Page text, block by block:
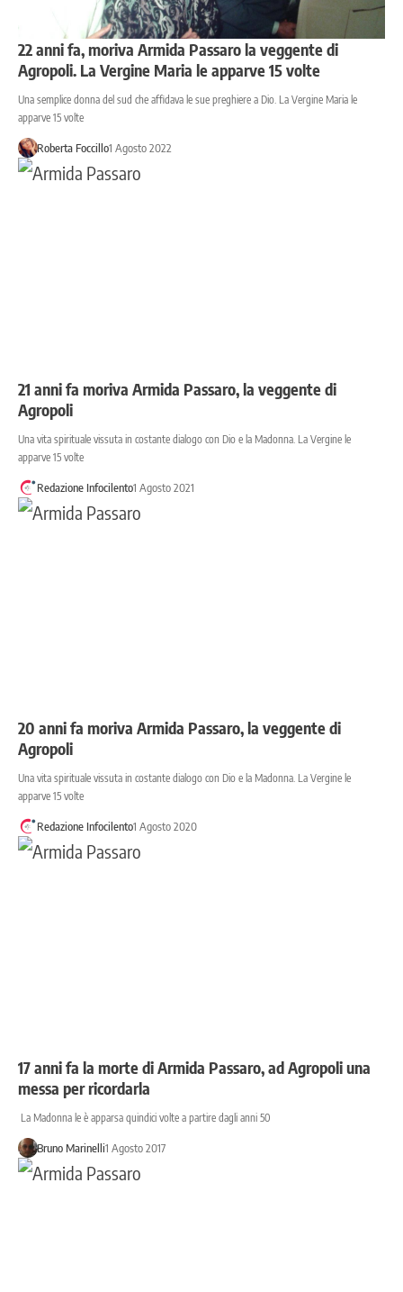
22 anni fa, moriva Armida Passaro la veggente di
Agropoli. La Vergine Maria le apparve 15 volte
Una semplice donna del sud che affidava le sue preghiere a Dio. La Vergine Maria le
apparve 15 volte
Roberta Foccillo1 Agosto 2022
21 anni fa moriva Armida Passaro, la veggente di
Agropoli
Una vita spirituale vissuta in costante dialogo con Dio e la Madonna. La Vergine le
apparve 15 volte
Redazione Infocilento1 Agosto 2021
20 anni fa moriva Armida Passaro, la veggente di
Agropoli
Una vita spirituale vissuta in costante dialogo con Dio e la Madonna. La Vergine le
apparve 15 volte
Redazione Infocilento1 Agosto 2020
17 anni fa la morte di Armida Passaro, ad Agropoli una
messa per ricordarla
La Madonna le è apparsa quindici volte a partire dagli anni 50
Bruno Marinelli1 Agosto 2017